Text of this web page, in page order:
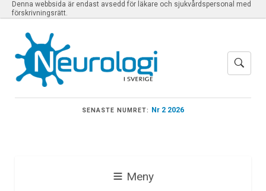
Denna webbsida är endast avsedd för läkare och sjukvårdspersonal med
förskrivningsrätt.
SENASTE NUMRET: Nr 2 2026
Meny